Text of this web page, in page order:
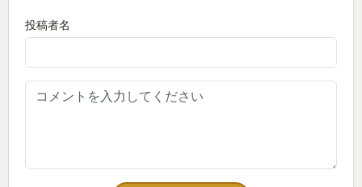
投稿者名